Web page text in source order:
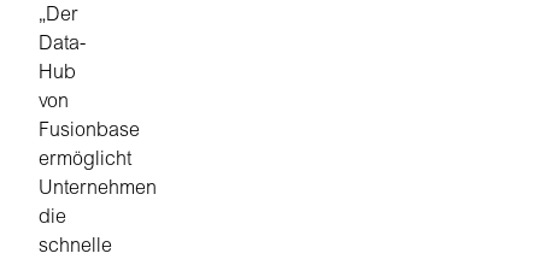
„Der
Data-
Hub
von
Fusionbase
ermöglicht
Unternehmen
die
schnelle